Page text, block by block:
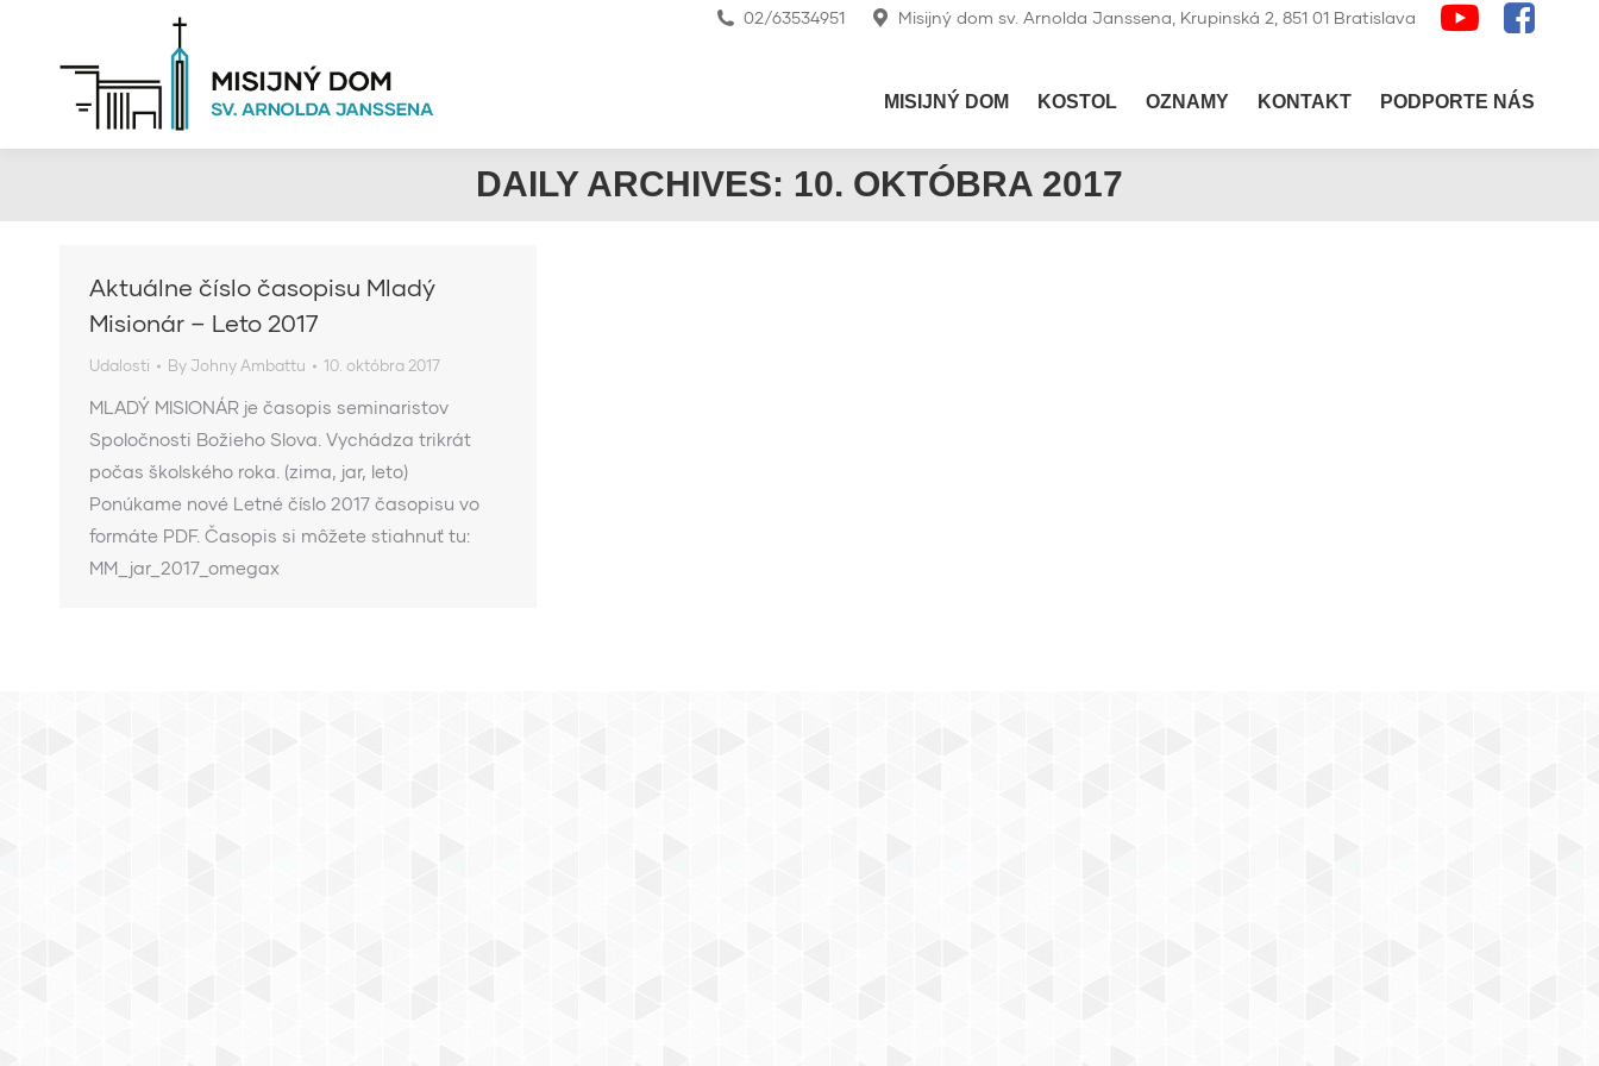
02/63534951 Misijný dom sv. Arnolda Janssena, Krupinská 2, 851 01 Bratislava
MISIJNÝ DOM KOSTOL OZNAMY KONTAKT PODPORTE NÁS
DAILY ARCHIVES: 10. OKTÓBRA 2017
Aktuálne číslo časopisu Mladý
Misionár – Leto 2017
Udalosti By Johny Ambattu 10. októbra 2017
MLADÝ MISIONÁR je časopis seminaristov
Spoločnosti Božieho Slova. Vychádza trikrát
počas školského roka. (zima, jar, leto)
Ponúkame nové Letné číslo 2017 časopisu vo
formáte PDF. Časopis si môžete stiahnuť tu:
MM_jar_2017_omegax